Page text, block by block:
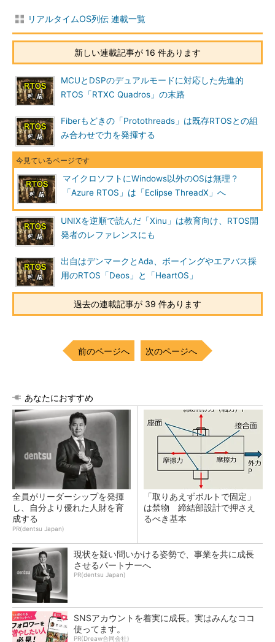
リアルタイムOS列伝 連載一覧
新しい連載記事が 16 件あります
MCUとDSPのデュアルモードに対応した先進的
RTOS「RTXC Quadros」の末路
Fiberもどきの「Protothreads」は既存RTOSとの組
み合わせで力を発揮する
マイクロソフトにWindows以外のOSは無理？
「Azure RTOS」は「Eclipse ThreadX」へ
UNIXを逆順で読んだ「Xinu」は教育向け、RTOS開
発者のレファレンスにも
出自はデンマークとAda、ボーイングやエアバス採
用のRTOS「Deos」と「HeartOS」
過去の連載記事が 39 件あります
前のページへ 次のページへ
あなたにおすすめ
全員がリーダーシップを発揮
し、自分より優れた人財を育
成する
PR(dentsu Japan)
「取りあえずボルトで固定」
は禁物 締結部設計で押さえ
るべき基本
現状を疑い問いかける姿勢で、事業を共に成長
させるパートナーへ
PR(dentsu Japan)
SNSアカウントを着実に成長。実はみんなココ
使ってます。
PR(Dreaw合同会社)